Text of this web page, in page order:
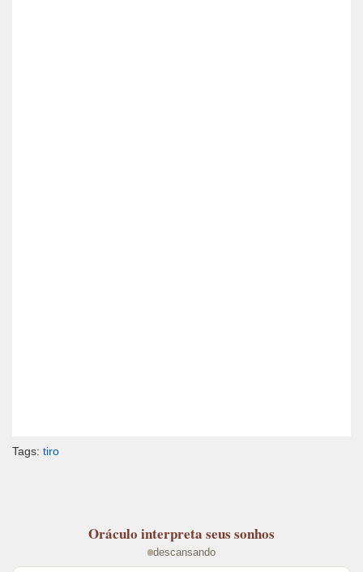
Tags: tiro
Oráculo interpreta seus sonhos
descansando